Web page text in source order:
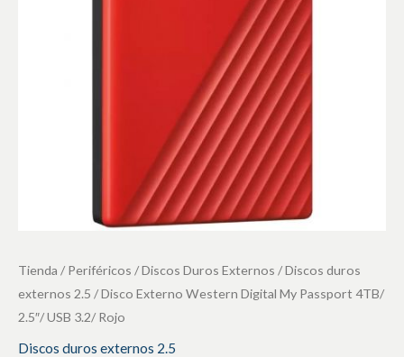
Tienda /Periféricos /Discos Duros Externos /Discos duros
externos 2.5 / Disco Externo Western Digital My Passport 4TB/
2.5″/ USB 3.2/ Rojo
Discos duros externos 2.5